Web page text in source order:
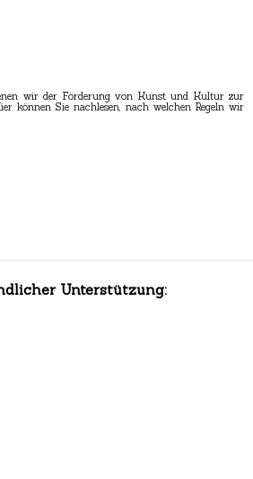
wir der Förderung von Kunst und Kultur zur
können Sie nachlesen, nach welchen Regeln wir
Unterstützung: